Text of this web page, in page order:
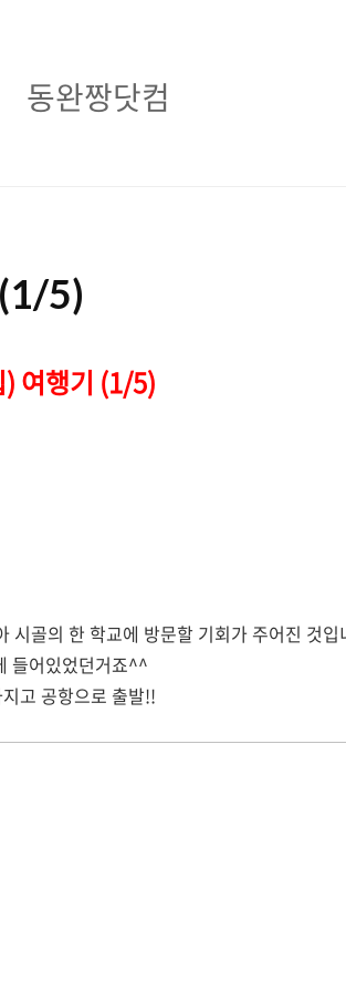
완
동완짱닷컴
5)
여행기 (1/5)
시골의 한 학교에 방문할 기회가 주어진 것입
들어있었던거죠^^
고 공항으로 출발!!